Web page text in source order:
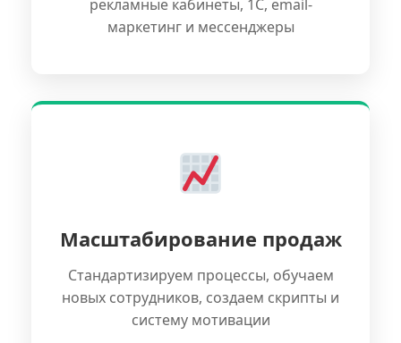
рекламные кабинеты, 1С, email-
маркетинг и мессенджеры
Масштабирование продаж
Стандартизируем процессы, обучаем
новых сотрудников, создаем скрипты и
систему мотивации